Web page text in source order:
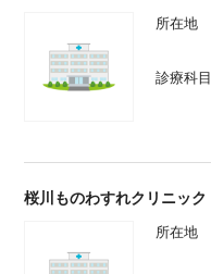
所在地
診療科目
桜川ものわすれクリニック
所在地